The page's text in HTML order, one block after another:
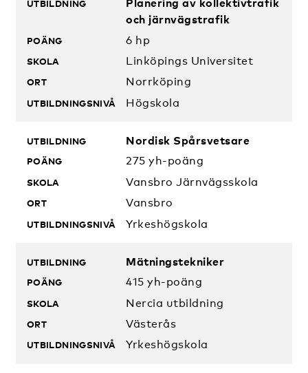
Planering av kollektivtrafik
och järnvägstrafik
6 hp
Linköpings Universitet
Norrköping
Högskola
Nordisk Spårsvetsare
275 yh-poäng
Vansbro Järnvägsskola
Vansbro
Yrkeshögskola
Mätningstekniker
415 yh-poäng
Nercia utbildning
Västerås
Yrkeshögskola